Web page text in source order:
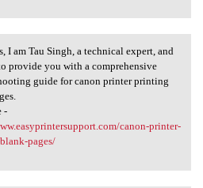
I am Tau Singh, a
I am Tau Singh, a technical expert, and
provide you with a comprehensive
guide for canon printer printing
-
canon-printer-
pages/